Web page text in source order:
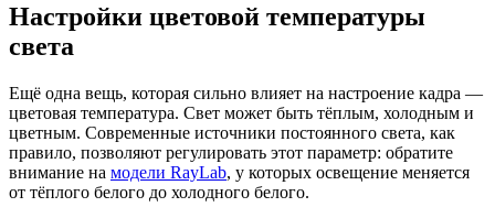
Настройки цветовой температуры
света
Ещё одна вещь, которая сильно влияет на настроение кадра —
цветовая температура. Свет может быть тёплым, холодным и
цветным. Современные источники постоянного света, как
правило, позволяют регулировать этот параметр: обратите
внимание на модели RayLab, у которых освещение меняется
от тёплого белого до холодного белого.